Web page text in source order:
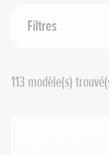
Filtres
113 modèle(s)